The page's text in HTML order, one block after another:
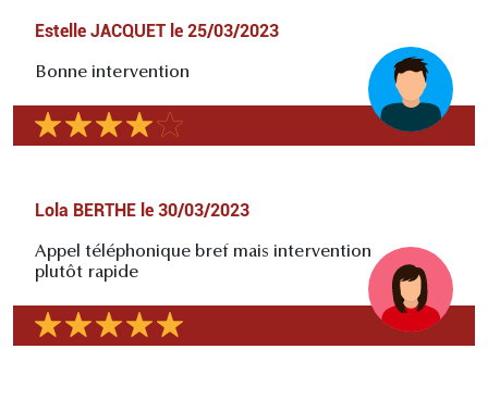
Estelle JACQUET le 25/03/2023
Bonne intervention
Lola BERTHE le 30/03/2023
Appel téléphonique bref mais intervention
plutôt rapide